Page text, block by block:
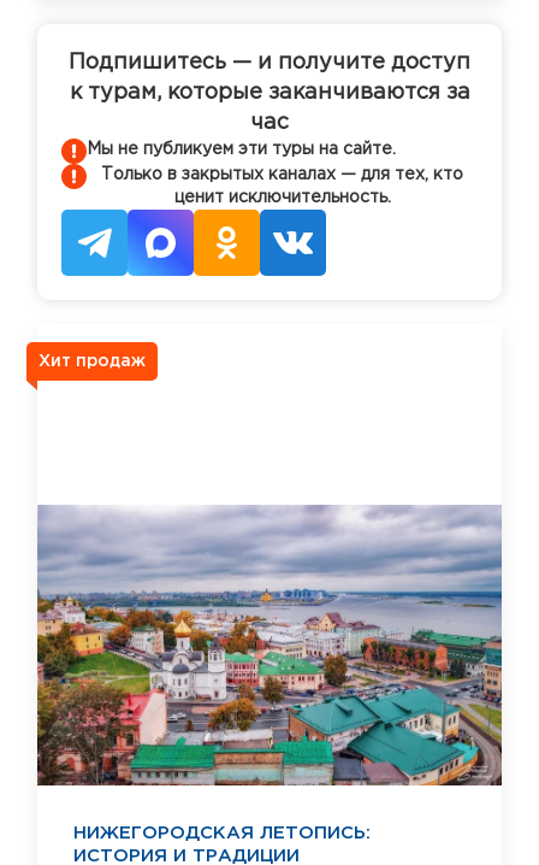
Подпишитесь — и получите доступ
к турам, которые заканчиваются за
час
Мы не публикуем эти туры на сайте.
Только в закрытых каналах — для тех, кто
ценит исключительность.
Хит продаж
НИЖЕГОРОДСКАЯ ЛЕТОПИСЬ:
ИСТОРИЯ И ТРАДИЦИИ